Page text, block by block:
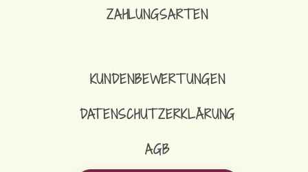
ZAHLUNGSARTEN
KUNDENBEWERTUNGEN
DATENSCHUTZERKLÄRUNG
AGB